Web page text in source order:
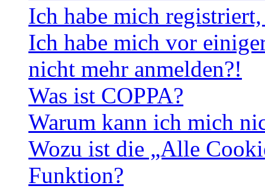
Ich habe mich
Ich habe mich vor
nicht mehr anmelden?!
Was ist COPPA?
Warum kann ich mich
Wozu ist die „Alle
Funktion?